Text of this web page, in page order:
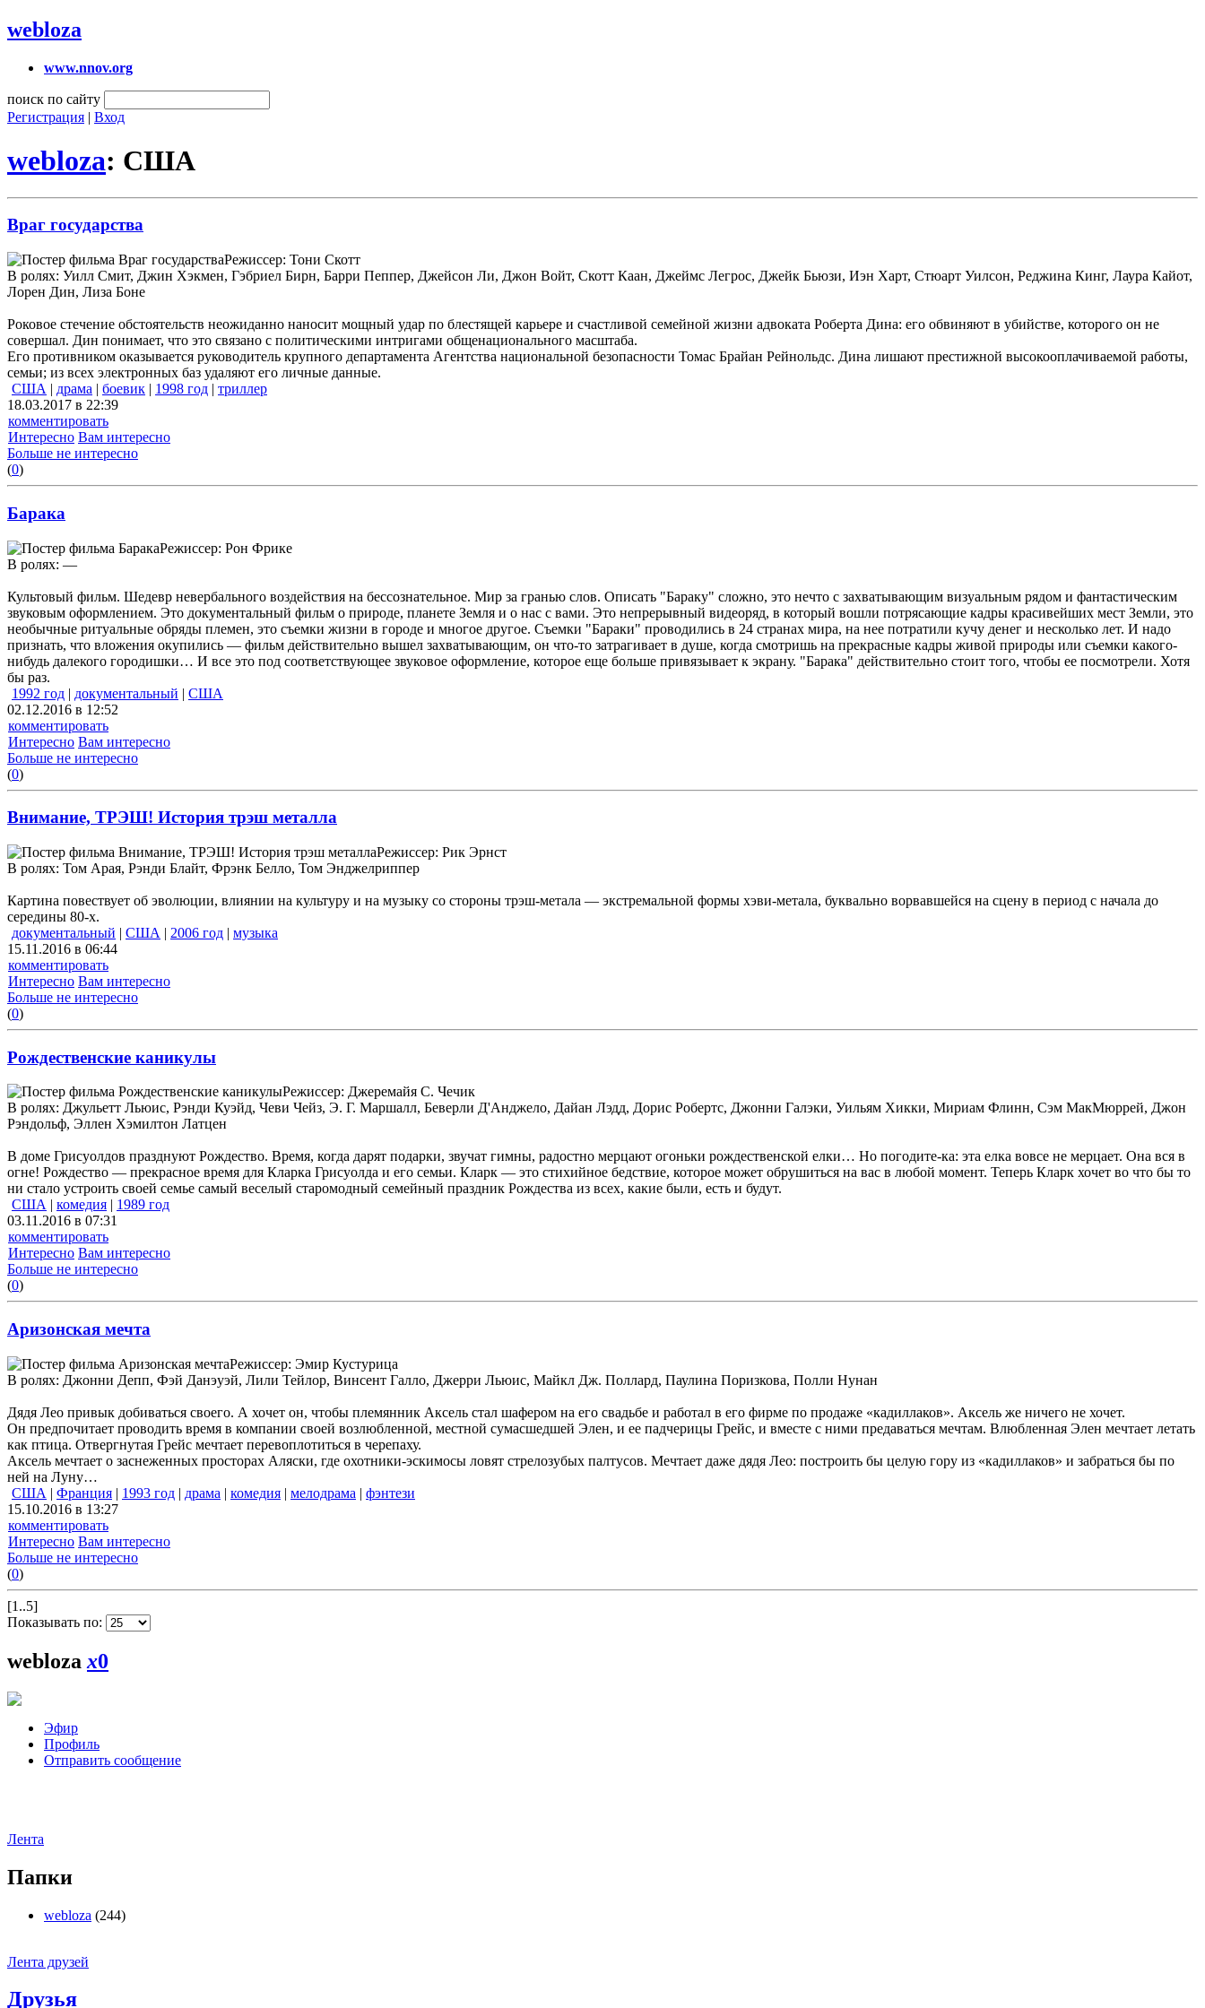
webloza
www.nnov.org
поиск по сайту
Регистрация | Вход
webloza: США
Враг государства
Режиссер: Тони Скотт
В ролях: Уилл Смит, Джин Хэкмен, Гэбриел Бирн, Барри Пеппер, Джейсон Ли, Джон Войт, Скотт Каан, Джеймс Легрос, Джейк Бьюзи, Иэн Харт, Стюарт Уилсон, Реджина Кинг, Лаура Кайот,
Лорен Дин, Лиза Боне
Роковое стечение обстоятельств неожиданно наносит мощный удар по блестящей карьере и счастливой семейной жизни адвоката Роберта Дина: его обвиняют в убийстве, которого он не
совершал. Дин понимает, что это связано с политическими интригами общенационального масштаба.
Его противником оказывается руководитель крупного департамента Агентства национальной безопасности Томас Брайан Рейнольдс. Дина лишают престижной высокооплачиваемой работы,
семьи; из всех электронных баз удаляют его личные данные.
США | драма | боевик | 1998 год | триллер
18.03.2017 в 22:39
комментировать
Интересно Вам интересно
Больше не интересно
(0)
Барака
Режиссер: Рон Фрике
В ролях: —
Культовый фильм. Шедевр невербального воздействия на бессознательное. Мир за гранью слов. Описать "Бараку" сложно, это нечто с захватывающим визуальным рядом и фантастическим
звуковым оформлением. Это документальный фильм о природе, планете Земля и о нас с вами. Это непрерывный видеоряд, в который вошли потрясающие кадры красивейших мест Земли, это
необычные ритуальные обряды племен, это съемки жизни в городе и многое другое. Съемки "Бараки" проводились в 24 странах мира, на нее потратили кучу денег и несколько лет. И надо
признать, что вложения окупились — фильм действительно вышел захватывающим, он что-то затрагивает в душе, когда смотришь на прекрасные кадры живой природы или съемки какого-
нибудь далекого городишки… И все это под соответствующее звуковое оформление, которое еще больше привязывает к экрану. "Барака" действительно стоит того, чтобы ее посмотрели. Хотя
бы раз.
1992 год | документальный | США
02.12.2016 в 12:52
комментировать
Интересно Вам интересно
Больше не интересно
(0)
Внимание, ТРЭШ! История трэш металла
Режиссер: Рик Эрнст
В ролях: Том Арая, Рэнди Блайт, Фрэнк Белло, Том Энджелриппер
Картина повествует об эволюции, влиянии на культуру и на музыку со стороны трэш-метала — экстремальной формы хэви-метала, буквально ворвавшейся на сцену в период с начала до
середины 80-х.
документальный | США | 2006 год | музыка
15.11.2016 в 06:44
комментировать
Интересно Вам интересно
Больше не интересно
(0)
Рождественские каникулы
Режиссер: Джеремайя С. Чечик
В ролях: Джульетт Льюис, Рэнди Куэйд, Чеви Чейз, Э. Г. Маршалл, Беверли Д'Анджело, Дайан Лэдд, Дорис Робертс, Джонни Галэки, Уильям Хикки, Мириам Флинн, Сэм МакМюррей, Джон
Рэндольф, Эллен Хэмилтон Латцен
В доме Грисуолдов празднуют Рождество. Время, когда дарят подарки, звучат гимны, радостно мерцают огоньки рождественской елки… Но погодите-ка: эта елка вовсе не мерцает. Она вся в
огне! Рождество — прекрасное время для Кларка Грисуолда и его семьи. Кларк — это стихийное бедствие, которое может обрушиться на вас в любой момент. Теперь Кларк хочет во что бы то
ни стало устроить своей семье самый веселый старомодный семейный праздник Рождества из всех, какие были, есть и будут.
США | комедия | 1989 год
03.11.2016 в 07:31
комментировать
Интересно Вам интересно
Больше не интересно
(0)
Аризонская мечта
Режиссер: Эмир Кустурица
В ролях: Джонни Депп, Фэй Данэуэй, Лили Тейлор, Винсент Галло, Джерри Льюис, Майкл Дж. Поллард, Паулина Поризкова, Полли Нунан
Дядя Лео привык добиваться своего. А хочет он, чтобы племянник Аксель стал шафером на его свадьбе и работал в его фирме по продаже «кадиллаков». Аксель же ничего не хочет.
Он предпочитает проводить время в компании своей возлюбленной, местной сумасшедшей Элен, и ее падчерицы Грейс, и вместе с ними предаваться мечтам. Влюбленная Элен мечтает летать
как птица. Отвергнутая Грейс мечтает перевоплотиться в черепаху.
Аксель мечтает о заснеженных просторах Аляски, где охотники-эскимосы ловят стрелозубых палтусов. Мечтает даже дядя Лео: построить бы целую гору из «кадиллаков» и забраться бы по
ней на Луну…
США | Франция | 1993 год | драма | комедия | мелодрама | фэнтези
15.10.2016 в 13:27
комментировать
Интересно Вам интересно
Больше не интересно
(0)
[1..5]
Показывать по:
webloza x0
Эфир
Профиль
Отправить сообщение
Лента
Папки
webloza (244)
Лента друзей
Друзья